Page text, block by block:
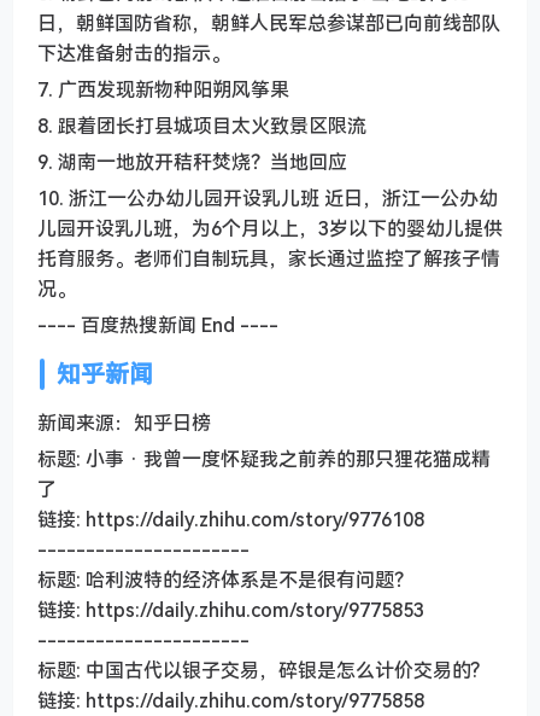
日，朝鲜国防省称，朝鲜人民军总参谋部已向前线部队
下达准备射击的指示。
7. 广西发现新物种阳朔风筝果
8. 跟着团长打县城项目太火致景区限流
9. 湖南一地放开秸秆焚烧？当地回应
10. 浙江一公办幼儿园开设乳儿班 近日，浙江一公办幼
儿园开设乳儿班，为6个月以上，3岁以下的婴幼儿提供
托育服务。老师们自制玩具，家长通过监控了解孩子情
况。
---- 百度热搜新闻 End ----
知乎新闻
新闻来源：知乎日榜
标题: 小事 · 我曾一度怀疑我之前养的那只狸花猫成精
了
链接: https://daily.zhihu.com/story/9776108
----------------------
标题: 哈利波特的经济体系是不是很有问题？
链接: https://daily.zhihu.com/story/9775853
----------------------
标题: 中国古代以银子交易，碎银是怎么计价交易的?
链接: https://daily.zhihu.com/story/9775858